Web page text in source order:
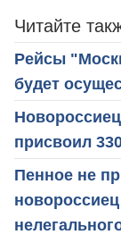
Читайте
Рейсы
будет
присвоил
Пенное не